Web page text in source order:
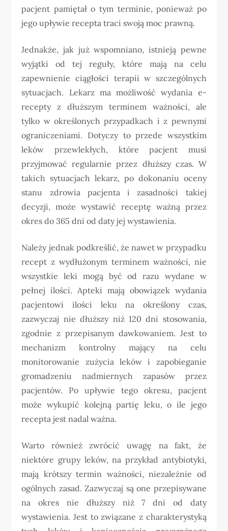
pacjent pamiętał o tym terminie, ponieważ po
jego upływie recepta traci swoją moc prawną.
Jednakże, jak już wspomniano, istnieją pewne
wyjątki od tej reguły, które mają na celu
zapewnienie ciągłości terapii w szczególnych
sytuacjach. Lekarz ma możliwość wydania e-
recepty z dłuższym terminem ważności, ale
tylko w określonych przypadkach i z pewnymi
ograniczeniami. Dotyczy to przede wszystkim
leków przewlekłych, które pacjent musi
przyjmować regularnie przez dłuższy czas. W
takich sytuacjach lekarz, po dokonaniu oceny
stanu zdrowia pacjenta i zasadności takiej
decyzji, może wystawić receptę ważną przez
okres do 365 dni od daty jej wystawienia.
Należy jednak podkreślić, że nawet w przypadku
recept z wydłużonym terminem ważności, nie
wszystkie leki mogą być od razu wydane w
pełnej ilości. Apteki mają obowiązek wydania
pacjentowi ilości leku na określony czas,
zazwyczaj nie dłuższy niż 120 dni stosowania,
zgodnie z przepisanym dawkowaniem. Jest to
mechanizm kontrolny mający na celu
monitorowanie zużycia leków i zapobieganie
gromadzeniu nadmiernych zapasów przez
pacjentów. Po upływie tego okresu, pacjent
może wykupić kolejną partię leku, o ile jego
recepta jest nadal ważna.
Warto również zwrócić uwagę na fakt, że
niektóre grupy leków, na przykład antybiotyki,
mają krótszy termin ważności, niezależnie od
ogólnych zasad. Zazwyczaj są one przepisywane
na okres nie dłuższy niż 7 dni od daty
wystawienia. Jest to związane z charakterystyką